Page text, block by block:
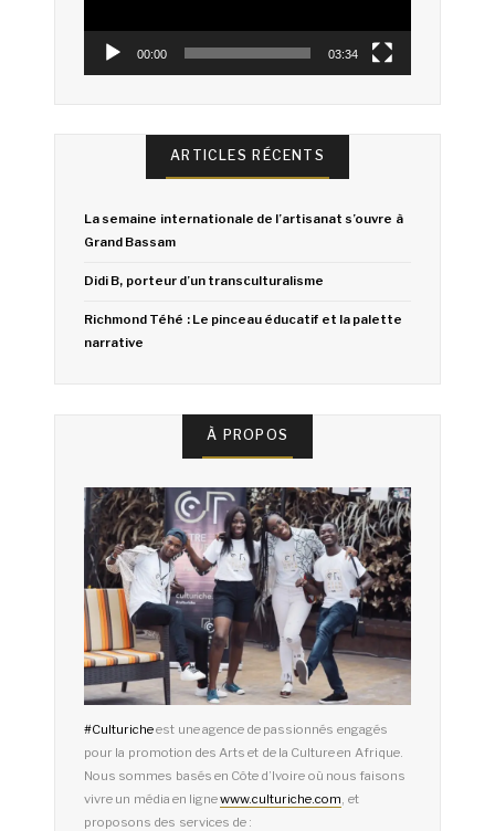
00:00 03:34
ARTICLES RÉCENTS
La semaine internationale de l’artisanat s’ouvre à
Grand Bassam
Didi B, porteur d’un transculturalisme
Richmond Téhé : Le pinceau éducatif et la palette
narrative
À PROPOS
#Culturicheest une agence de passionnés engagés
pour la promotion des Arts et de la Culture en Afrique.
Nous sommes basés en Côte d’Ivoire où nous faisons
vivre un média en lignewww.culturiche.com , et
proposons des services de :